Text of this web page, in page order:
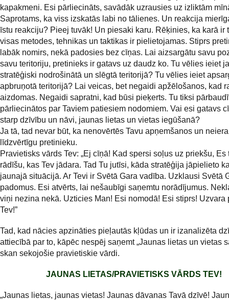
kapakmeni. Esi pārliecināts, savādāk uzrausies uz izliktām
Saprotams, ka viss izskatās labi no tālienes. Un reakcija
īstu reakciju? Pieej tuvāk! Un piesaki karu. Rēķinies, ka karā ir
visas metodes, tehnikas un taktikas ir pielietojamas. Stiprs
labāk nomirs, nekā padosies bez cīņas. Lai aizsargātu savu
savu teritoriju, pretinieks ir gatavs uz daudz ko. Tu vēlies ieiet
stratēģiski nodrošinātā un slēgtā teritorijā? Tu vēlies ieiet
apbruņotā teritorijā? Lai veicas, bet negaidi apžēlošanos, kad
aizdomas. Negaidi sapratni, kad būsi pieķerts. Tu tiksi
pārliecinātos par Taviem patiesiem nodomiem. Vai esi gatavs
starp dzīvību un nāvi, jaunas lietas un vietas iegūšanā?
Ja tā, tad nevar būt, ka nenovērtēs Tavu apņemšanos un
līdzvērtīgu pretinieku.
Pravietisks vārds Tev: „Ej cīņā! Kad spersi soļus uz priekšu, Es
rādīšu, kas Tev jādara. Tad Tu jutīsi, kāda stratēģija jāpielieto
jaunajā situācijā. Ar Tevi ir Svētā Gara vadība. Uzklausi Svētā
padomus. Esi atvērts, lai nešaubīgi saņemtu norādījumus.
viņi nezina nekā. Uzticies Man! Esi nomodā! Esi stiprs! Uzvara
Tev!”
Tad, kad nācies apzināties pieļautās kļūdas un ir izanalizēta
attiecībā par to, kāpēc nespēj saņemt „Jaunas lietas un vietas
skan sekojošie pravietiskie vārdi.
JAUNAS LIETAS/PRAVIETISKS VĀRDS TEV!
„Jaunas lietas, jaunas vietas! Jaunas dāvanas Tavā dzīvē!